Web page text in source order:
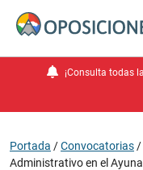
¡Consulta todas
Portada /Convocatorias /
Administrativo en el